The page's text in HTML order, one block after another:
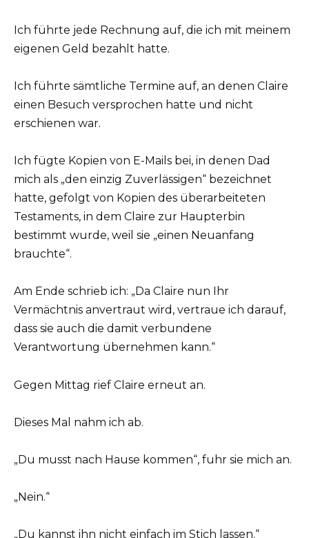
Ich führte jede Rechnung auf, die ich mit meinem
eigenen Geld bezahlt hatte.
Ich führte sämtliche Termine auf, an denen Claire
einen Besuch versprochen hatte und nicht
erschienen war.
Ich fügte Kopien von E-Mails bei, in denen Dad
mich als „den einzig Zuverlässigen“ bezeichnet
hatte, gefolgt von Kopien des überarbeiteten
Testaments, in dem Claire zur Haupterbin
bestimmt wurde, weil sie „einen Neuanfang
brauchte“.
Am Ende schrieb ich: „Da Claire nun Ihr
Vermächtnis anvertraut wird, vertraue ich darauf,
dass sie auch die damit verbundene
Verantwortung übernehmen kann.“
Gegen Mittag rief Claire erneut an.
Dieses Mal nahm ich ab.
„Du musst nach Hause kommen“, fuhr sie mich an.
„Nein.“
„Du kannst ihn nicht einfach im Stich lassen.“